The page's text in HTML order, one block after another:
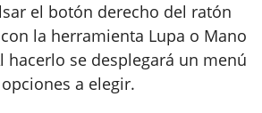
el botón derecho del ratón
la herramienta Lupa o Mano
hacerlo se desplegará un menú
a elegir.